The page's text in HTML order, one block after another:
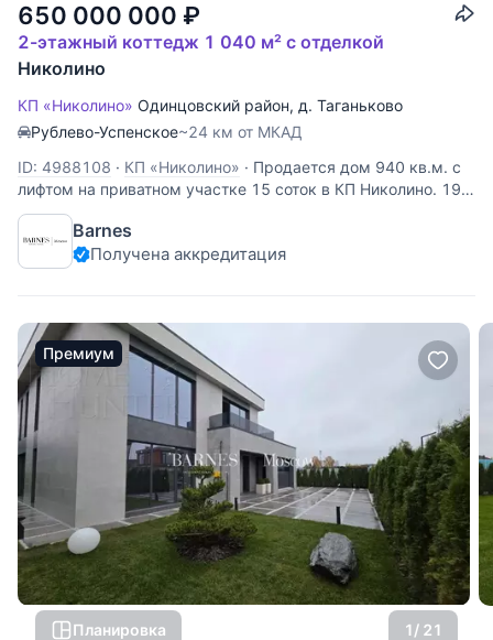
650 000 000 ₽
2-этажный коттедж 1 040 м² с отделкой
Николино
КП «Николино» Одинцовский район, д. Таганьково
Рублево-Успенское~24 км от МКАД
ID: 4988108 · КП «Николино» · Продается дом 940 кв.м. с
лифтом на приватном участке 15 соток в КП Николино. 19
км от МКАД по Рублево-Успенскому или Можайскому
шоссе. Есть выезд на платную скоростную дорогу. Дом в
идеальном состоянии после ремонта. Для дальнейшей
Barnes
Получена аккредитация
Премиум
Планировка 1/ 21